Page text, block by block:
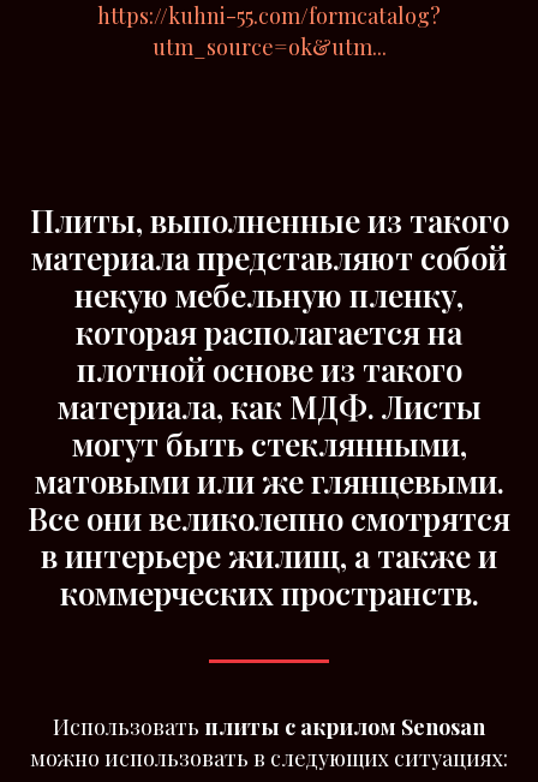
https://kuhni-55.com/formcatalog?
utm_source=ok&utm...
Плиты, выполненные из такого
материала представляют собой
некую мебельную пленку,
которая располагается на
плотной основе из такого
материала, как МДФ. Листы
могут быть стеклянными,
матовыми или же глянцевыми.
Все они великолепно смотрятся
в интерьере жилищ, а также и
коммерческих пространств.
Использовать плиты с акрилом Senosan
можно использовать в следующих ситуациях: